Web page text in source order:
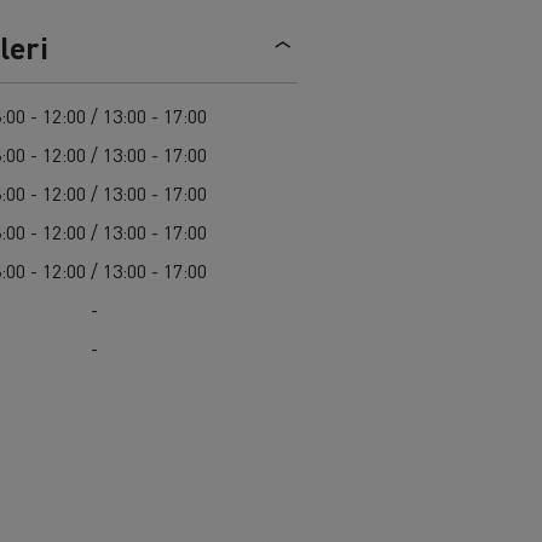
- 12:00 / 13:00 - 17:00
- 12:00 / 13:00 - 17:00
- 12:00 / 13:00 - 17:00
- 12:00 / 13:00 - 17:00
- 12:00 / 13:00 - 17:00
-
-